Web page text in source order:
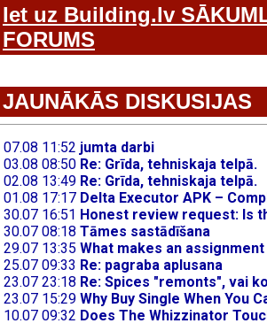
Iet uz Building.lv
FORUMS
JAUNĀKĀS DISKUSIJAS